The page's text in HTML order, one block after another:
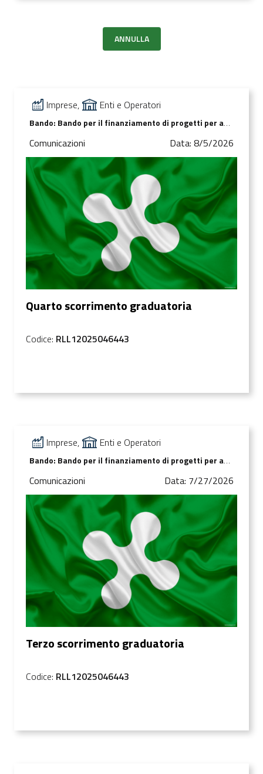
ANNULLA
Imprese, Enti e Operatori
Bando: Bando per il finanziamento di progetti per adeguamento strutturale e tecnologico di sale destinate ad attività di spettacolo – art. 42 c. 1, lett. c), l.r. 25/2016
Comunicazioni Data: 8/5/2026
Quarto scorrimento graduatoria
Codice: RLL12025046443
Imprese, Enti e Operatori
Bando: Bando per il finanziamento di progetti per adeguamento strutturale e tecnologico di sale destinate ad attività di spettacolo – art. 42 c. 1, lett. c), l.r. 25/2016
Comunicazioni Data: 7/27/2026
Terzo scorrimento graduatoria
Codice: RLL12025046443